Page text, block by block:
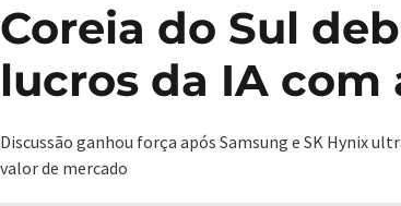
Coreia do Sul
lucros da IA com
Discussão ganhou força após Samsung e SK Hynix
valor de mercado